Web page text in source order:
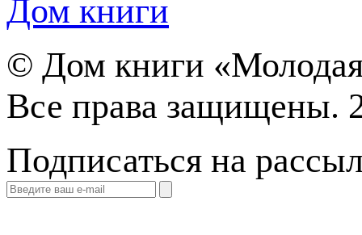
Дом книги
© Дом книги
Все права защищены.
Подписаться на